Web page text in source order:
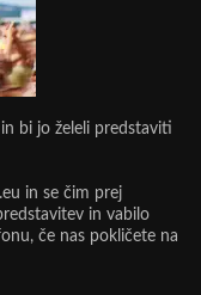
bi jo želeli predstaviti
in se čim prej
in vabilo
če nas pokličete na